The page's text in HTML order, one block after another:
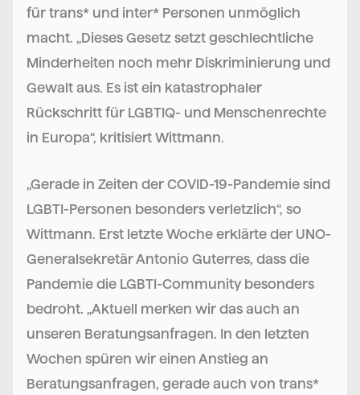
für trans* und inter* Personen unmöglich
macht. „Dieses Gesetz setzt geschlechtliche
Minderheiten noch mehr Diskriminierung und
Gewalt aus. Es ist ein katastrophaler
Rückschritt für LGBTIQ- und Menschenrechte
in Europa“, kritisiert Wittmann.
„Gerade in Zeiten der COVID-19-Pandemie sind
LGBTI-Personen besonders verletzlich“, so
Wittmann. Erst letzte Woche erklärte der UNO-
Generalsekretär Antonio Guterres, dass die
Pandemie die LGBTI-Community besonders
bedroht. „Aktuell merken wir das auch an
unseren Beratungsanfragen. In den letzten
Wochen spüren wir einen Anstieg an
Beratungsanfragen, gerade auch von trans*